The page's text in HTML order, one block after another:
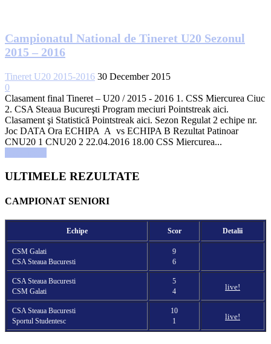
Campionatul National de Tineret U20 Sezonul
2015 – 2016
Tineret U20 2015-2016 30 December 2015
0
Clasament final Tineret – U20 / 2015 - 2016 1. CSS Miercurea Ciuc
2. CSA Steaua Bucureşti Program meciuri Pointstreak aici.
Clasament şi Statistică Pointstreak aici. Sezon Regulat 2 echipe nr.
Joc DATA Ora ECHIPA A vs ECHIPA B Rezultat Patinoar
CNU20 1 CNU20 2 22.04.2016 18.00 CSS Miercurea...
ULTIMELE REZULTATE
CAMPIONAT SENIORI
Echipe Scor Detalii
CSM Galati
CSA Steaua Bucuresti
9
6
CSA Steaua Bucuresti
CSM Galati
5
4
live!
CSA Steaua Bucuresti
Sportul Studentesc
10
1
live!